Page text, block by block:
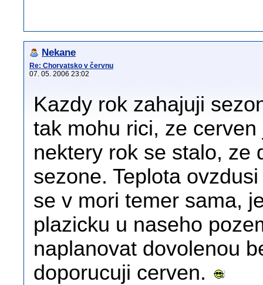
Nekane
Re: Chorvatsko v červnu
07. 05. 2006 23:02
Kazdy rok zahajuji
tak mohu rici, ze
nektery rok se stalo, ze
sezone. Teplota
se v mori temer sama,
plazicku u naseho
naplanovat dovolenou
doporucuji cerven.